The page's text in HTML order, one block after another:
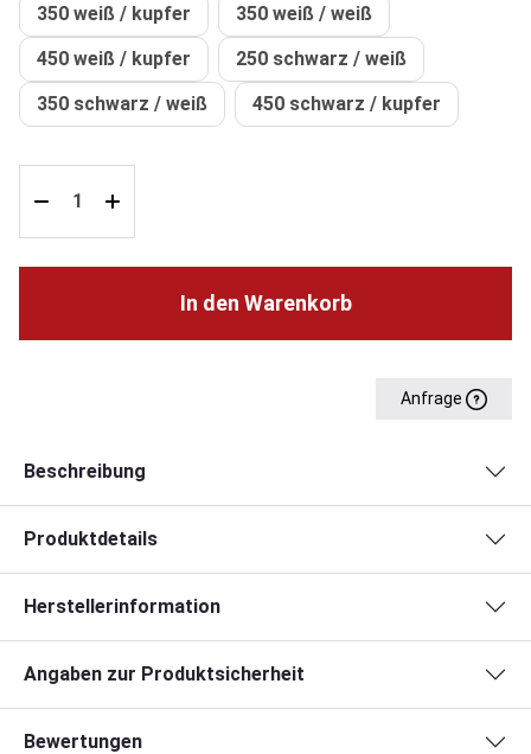
350 weiß / kupfer
350 weiß / weiß
450 weiß / kupfer
250 schwarz / weiß
350 schwarz / weiß
450 schwarz / kupfer
In den Warenkorb
Anfrage
Beschreibung
Produktdetails
Herstellerinformation
Angaben zur Produktsicherheit
Bewertungen